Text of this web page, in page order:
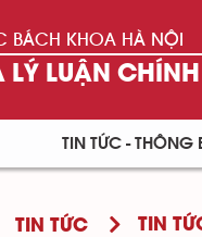
BÁCH KHOA HÀ NỘI
LÝ LUẬN CHÍNH
TIN TỨC - THÔNG
TIN TỨC TIN